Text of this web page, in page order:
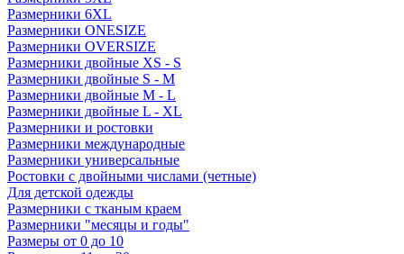
Размерники 6XL
Размерники ONESIZE
Размерники OVERSIZE
Размерники двойные XS - S
Размерники двойные S - M
Размерники двойные M - L
Размерники двойные L - XL
Размерники и ростовки
Размерники международные
Размерники универсальные
Ростовки с двойными числами (четные)
Для детской одежды
Размерники с тканым краем
Размерники "месяцы и годы"
Размеры от 0 до 10